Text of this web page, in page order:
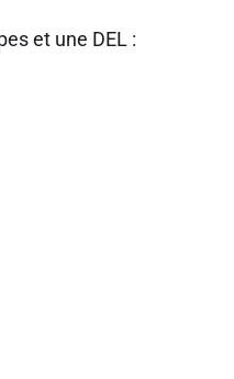
et une DEL :